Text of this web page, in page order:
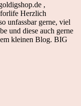
,
Herzlich
unfassbar gerne, viel
und diese auch gerne
kleinen Blog. BIG